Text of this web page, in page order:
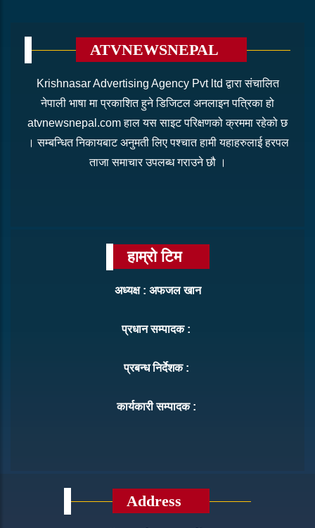
ATVNEWSNEPAL
Krishnasar Advertising Agency Pvt ltd द्वारा संचालित
नेपाली भाषा मा प्रकाशित हुने डिजिटल अनलाइन पत्रिका हो
atvnewsnepal.com हाल यस साइट परिक्षणको क्रममा रहेको छ
। सम्बन्धित निकायबाट अनुमती लिए पश्चात हामी यहाहरुलाई हरपल
ताजा समाचार उपलब्ध गराउने छौ ।
हाम्रो टिम
अध्यक्ष : अफजल खान
प्रधान सम्पादक :
प्रबन्ध निर्देशक :
कार्यकारी सम्पादक :
Address